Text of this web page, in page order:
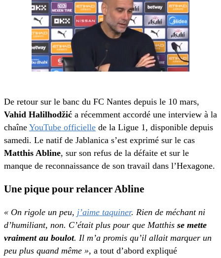
De retour sur le banc du FC Nantes depuis le 10 mars,
Vahid Halilhodžić a récemment accordé une interview à la
chaîne YouTube officielle de la Ligue 1, disponible depuis
samedi. Le natif de Jablanica s’est exprimé sur le cas
Matthis Abline, sur son refus de la défaite et sur le
manque de reconnaissance de son travail dans l’Hexagone.
Une pique pour relancer Abline
« On rigole un peu, j’aime taquiner. Rien de méchant ni
d’humiliant, non. C’était plus pour que Matthis se mette
vraiment au boulot. Il m’a promis qu’il allait marquer un
peu plus quand même », a tout d’abord expliqué